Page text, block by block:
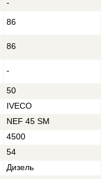
-
86
86
-
50
IVECO
NEF 45 SM
4500
54
Дизель